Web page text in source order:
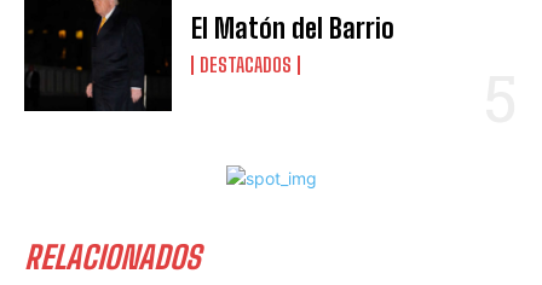
El Matón del Barrio
DESTACADOS
RELACIONADOS